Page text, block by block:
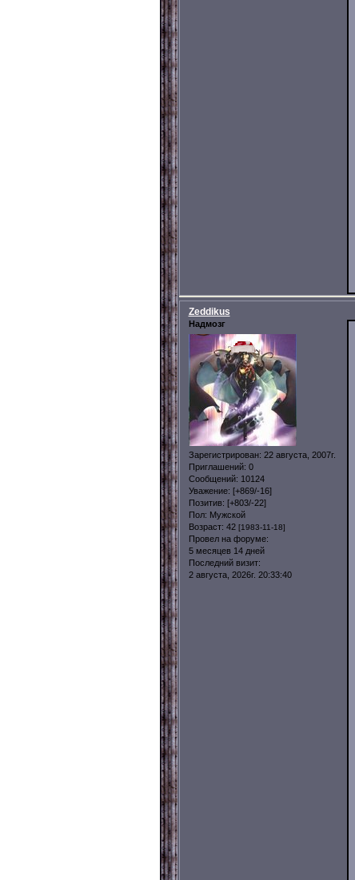
Zeddikus
Надмозг
Зарегистрирован: 22 августа, 2007г.
Приглашений: 0
Сообщений: 10124
Уважение: [+869/-16]
Позитив: [+803/-22]
Пол: Мужской
Возраст: 42 [1983-11-18]
Провел на форуме:
5 месяцев 14 дней
Последний визит:
2 августа, 2026г. 20:33:40